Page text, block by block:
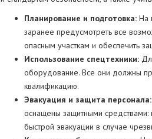
Планирование и подготовка: На
заранее предусмотреть все
опасным участкам и обеспечить
Использование спецтехники:
оборудование. Все они должны
квалификацию.
Эвакуация и защита персонала:
оснащены защитными
быстрой эвакуации в случае